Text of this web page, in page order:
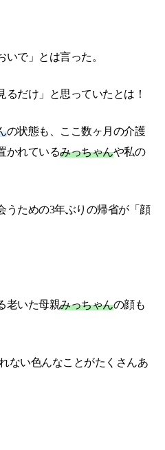
で」とは言った。
だけ」と思っていたとは！
の状態も、ここ数ヶ月の介護
かれているみっちゃんや私の
うための3年ぶりの帰省が「顔
老いた母親みっちゃんの顔も
ない色んなことがたくさんあ